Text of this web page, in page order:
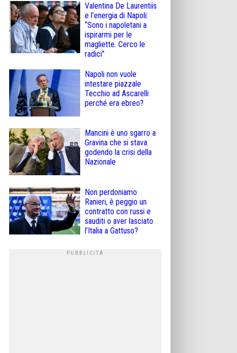
Valentina De Laurentiis
e l’energia di Napoli:
“Sono i napoletani a
ispirarmi per le
magliette. Cerco le
radici”
Napoli non vuole
intestare piazzale
Tecchio ad Ascarelli
perché era ebreo?
Mancini è uno sgarro a
Gravina che si stava
godendo la crisi della
Nazionale
Non perdoniamo
Ranieri, è peggio un
contratto con russi e
sauditi o aver lasciato
l’Italia a Gattuso?